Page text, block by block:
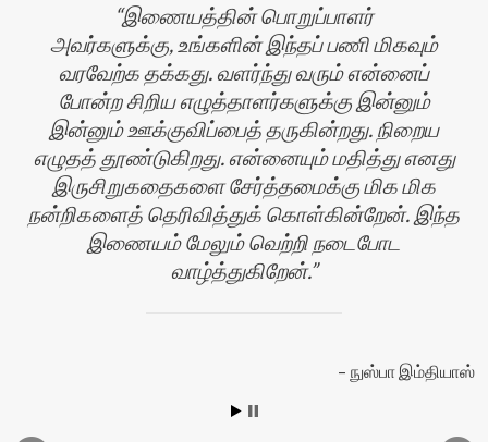
இணையத்தின் பொறுப்பாளர்
அவர்களுக்கு, உங்களின் இந்தப் பணி மிகவும்
வரவேற்க தக்கது. வளர்ந்து வரும் என்னைப்
போன்ற சிறிய எழுத்தாளர்களுக்கு இன்னும்
இன்னும் ஊக்குவிப்பைத் தருகின்றது. நிறைய
எழுதத் தூண்டுகிறது. என்னையும் மதித்து எனது
இருசிறுகதைகளை சேர்த்தமைக்கு மிக மிக
நன்றிகளைத் தெரிவித்துக் கொள்கின்றேன். இந்த
இணையம் மேலும் வெற்றி நடைபோட
வாழ்த்துகிறேன்.
நுஸ்பா இம்தியாஸ்